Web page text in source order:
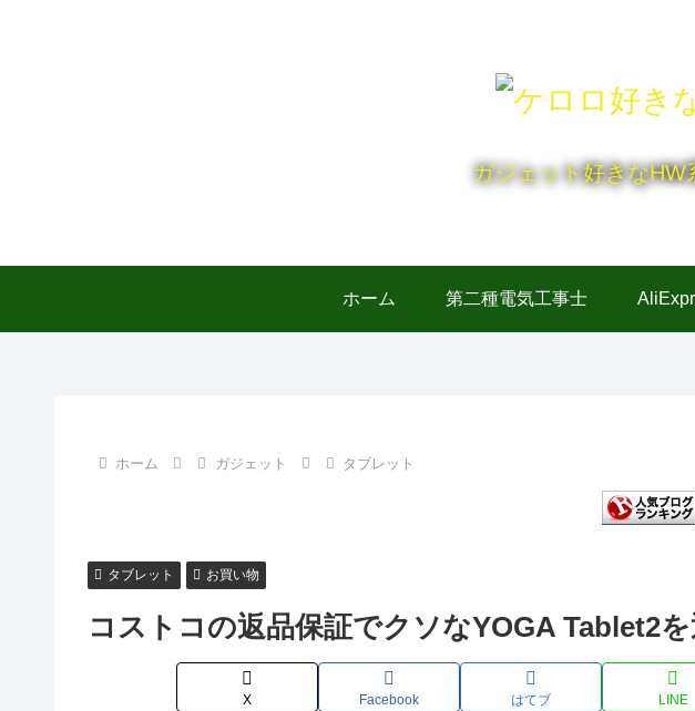
ガジェット好きな
ホーム 第二種電気工事士
ホーム ガジェット タブレット
タブレット お買い物
コストコの返品保証でクソなYOGA Tablet2を
X Facebook はてブ LINE